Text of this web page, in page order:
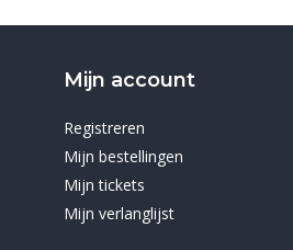
Mijn account
Registreren
Mijn bestellingen
Mijn tickets
Mijn verlanglijst